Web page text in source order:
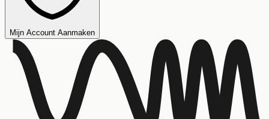
Mijn Account Aanmaken